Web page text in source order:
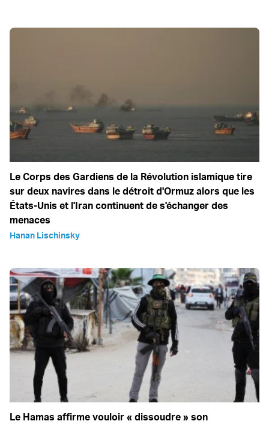
Le Corps des Gardiens de la Révolution islamique tire
sur deux navires dans le détroit d'Ormuz alors que les
États-Unis et l'Iran continuent de s'échanger des
menaces
Hanan Lischinsky
Le Hamas affirme vouloir « dissoudre » son